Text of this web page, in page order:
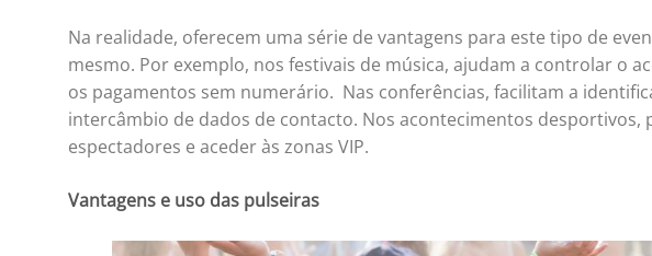
Na realidade, oferecem uma série de vantagens para este tipo de
mesmo. Por exemplo, nos festivais de música, ajudam a controlar o
os pagamentos sem numerário. Nas conferências, facilitam a
intercâmbio de dados de contacto. Nos acontecimentos
espectadores e aceder às zonas VIP.
Vantagens e uso das pulseiras